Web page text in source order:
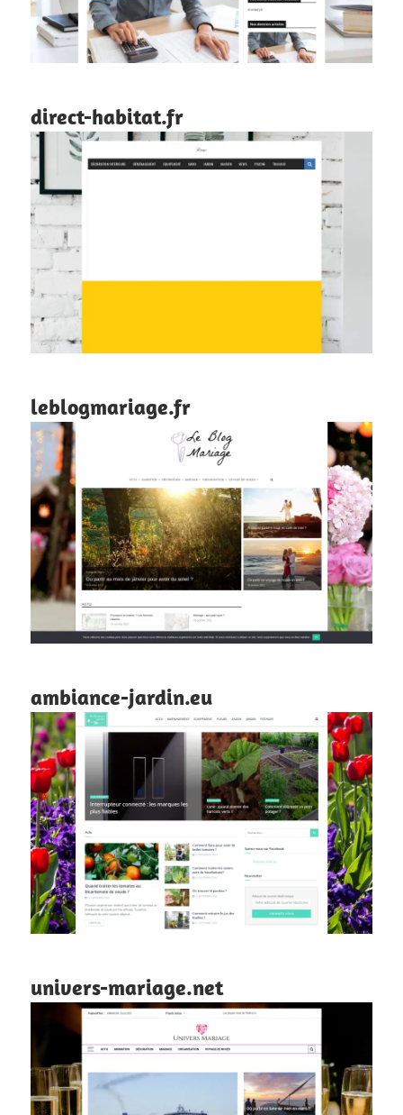
direct-habitat.fr
leblogmariage.fr
ambiance-jardin.eu
univers-mariage.net